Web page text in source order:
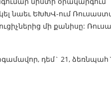
նաեւ ԵԽԽՎ-ում
մի քանիսը:
դեմ` 21,